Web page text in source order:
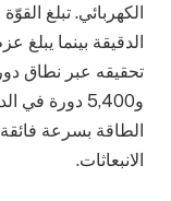
الطاقة بسرعة
الانبعاثات.